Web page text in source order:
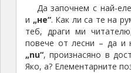
Да започнем с най-
и „не“. Как ли са те на
теб, драги ми
повече от лесни – да и
„nu“, произнасяно в
Яко, а? Елементарните